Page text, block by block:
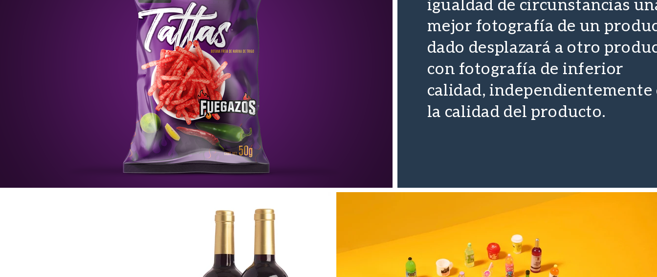
mejor fotografía de un
dado desplazará a otro
con fotografía de inferior
calidad, independientemente
la calidad del producto.